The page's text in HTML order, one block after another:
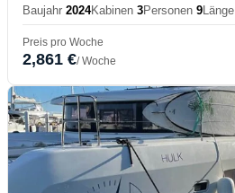
Baujahr 2024Kabinen 3Personen 9Länge
Preis pro Woche
2,861 €/ Woche